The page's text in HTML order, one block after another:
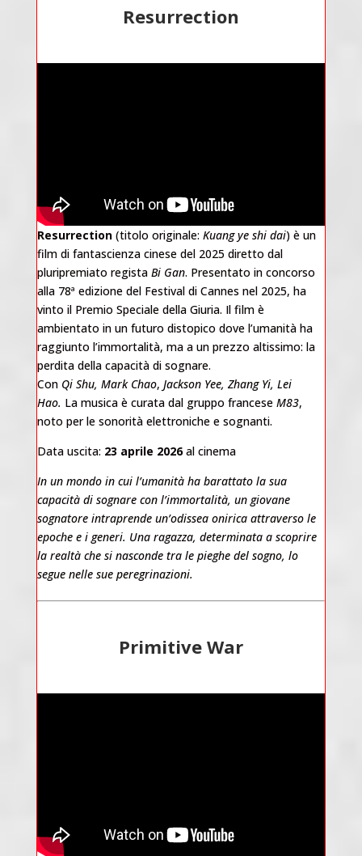
Resurrection
Resurrection(titolo originale: Kuang ye shi dai) è un
film di fantascienza cinese del 2025 diretto dal
pluripremiato regista Bi Gan. Presentato in concorso
alla 78ª edizione del Festival di Cannes nel 2025, ha
vinto il Premio Speciale della Giuria. Il film è
ambientato in un futuro distopico dove l’umanità ha
raggiunto l’immortalità, ma a un prezzo altissimo: la
perdita della capacità di sognare.
Con Qi Shu, Mark Chao, Jackson Yee, Zhang Yi, Lei
Hao. La musica è curata dal gruppo francese M83,
noto per le sonorità elettroniche e sognanti.
Data uscita: 23 aprile 2026al cinema
In un mondo in cui l’umanità ha barattato la sua
capacità di sognare con l’immortalità, un giovane
sognatore intraprende un’odissea onirica attraverso le
epoche e i generi. Una ragazza, determinata a scoprire
la realtà che si nasconde tra le pieghe del sogno, lo
segue nelle sue peregrinazioni.
Primitive War